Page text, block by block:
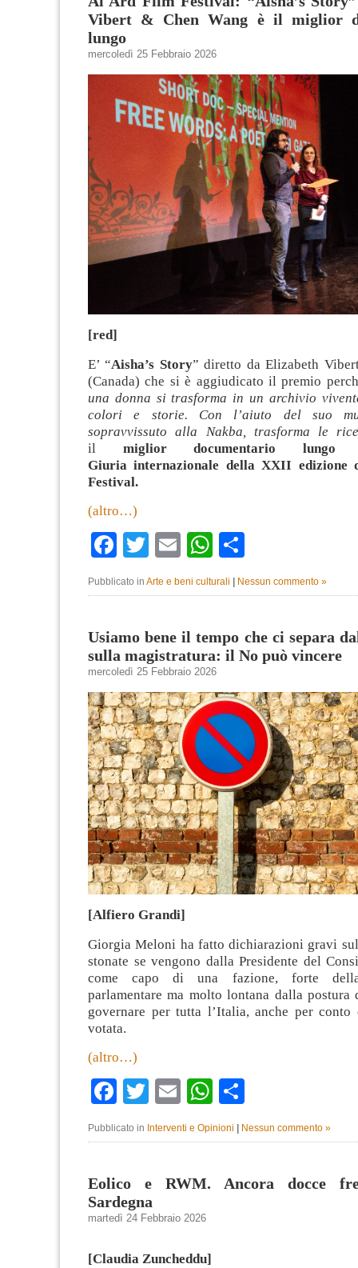
Vibert & Chen Wang è il miglior
lungo
mercoledì 25 Febbraio 2026
[red]
E’ “Aisha’s Story” diretto da Elizabeth
(Canada) che si è aggiudicato il premio
una donna si trasforma in un archivio
colori e storie. Con l’aiuto del suo
sopravvissuto alla Nakba, trasforma le
il miglior documentario lungo
Giuria internazionale della XXII
Festival.
(altro…)
Facebook
TwitterEmailWhatsApp
Pubblicato in Arte e beni culturali Nessun commento »
Usiamo bene il tempo che ci separa
sulla magistratura: il No può vincere
mercoledì 25 Febbraio 2026
[Alfiero Grandi]
Giorgia Meloni ha fatto dichiarazioni gravi
stonate se vengono dalla Presidente del
come capo di una fazione, forte della
parlamentare ma molto lontana dalla postura
governare per tutta l’Italia, anche per
votata.
(altro…)
Facebook
TwitterEmailWhatsApp
Pubblicato in Interventi e Opinioni Nessun commento »
Eolico e RWM. Ancora docce
Sardegna
martedì 24 Febbraio 2026
[Claudia Zuncheddu]